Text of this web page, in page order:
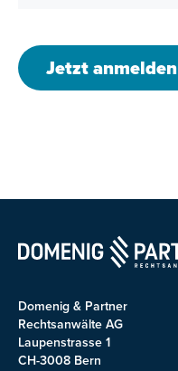
Jetzt anmelden
Domenig & Partner
Rechtsanwälte AG
Laupenstrasse 1
CH-3008 Bern